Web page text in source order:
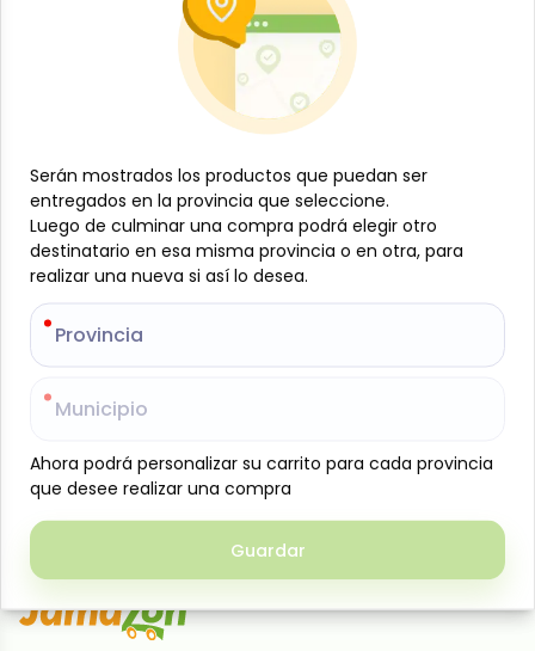
Dulces y confituras
Crema de maní crunchy, 16 oz, Nutsome
B- JAM-001-1162
$4 64
Especificaciones
- +
Crema de maní crunchy Nutsome, 16 oz, con trozos
Perfecta para untar en panes, galletas, agregar a
postres o batidos. Nutritiva, sabrosa y lista para
disfrutar en cualquier momento del día
Serán mostrados los productos que puedan ser
entregados en la provincia que seleccione.
Luego de culminar una compra podrá elegir otro
destinatario en esa misma provincia o en otra, para
realizar una nueva si así lo desea.
Provincia
Municipio
Ahora podrá personalizar su carrito para cada provincia
que desee realizar una compra
Guardar
Serán mostrados los productos que puedan ser
entregados en la provincia que seleccione.
Luego de culminar una compra podrá elegir otro
destinatario en esa misma provincia o en otra, para
realizar una nueva si así lo desea.
Provincia
Municipio
Ahora podrá personalizar su carrito para cada provincia
que desee realizar una compra
Guardar